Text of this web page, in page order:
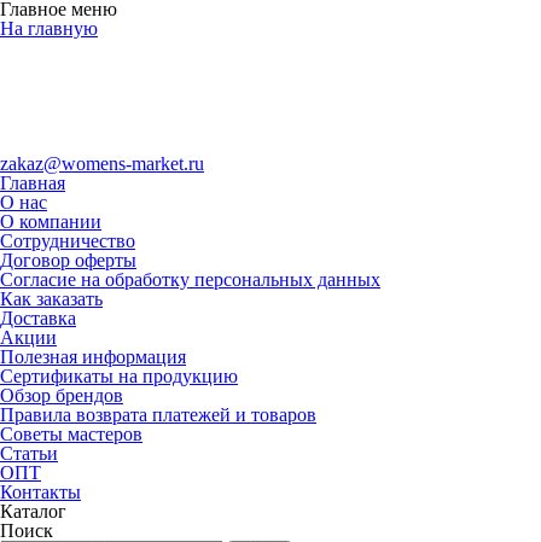
Главное меню
На главную
zakaz@womens-market.ru
Главная
О нас
О компании
Сотрудничество
Договор оферты
Согласие на обработку персональных данных
Как заказать
Доставка
Акции
Полезная информация
Сертификаты на продукцию
Обзор брендов
Правила возврата платежей и товаров
Советы мастеров
Статьи
ОПТ
Контакты
Каталог
Поиск